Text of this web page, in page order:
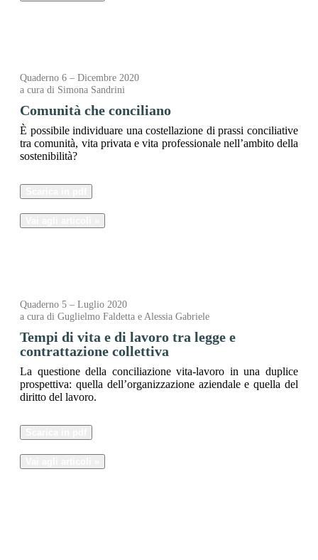
Quaderno 6 – Dicembre 2020
a cura di Simona Sandrini
Comunità che conciliano
È possibile individuare una costellazione di prassi conciliative
tra comunità, vita privata e vita professionale nell’ambito della
sostenibilità?
Quaderno 5 – Luglio 2020
a cura di Guglielmo Faldetta e Alessia Gabriele
Tempi di vita e di lavoro tra legge e
contrattazione collettiva
La questione della conciliazione vita-lavoro in una duplice
prospettiva: quella dell’organizzazione aziendale e quella del
diritto del lavoro.